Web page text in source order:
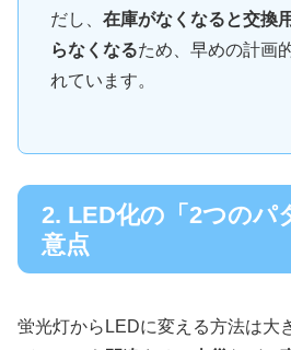
だし、 在庫がなくなると交換
らなくなるため、早めの計画
れています。
2. LED化の「2つのパ
意点
蛍光灯からLEDに変える方法は大